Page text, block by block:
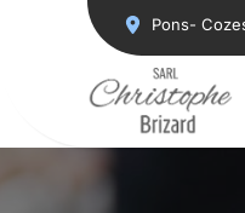
Pons-